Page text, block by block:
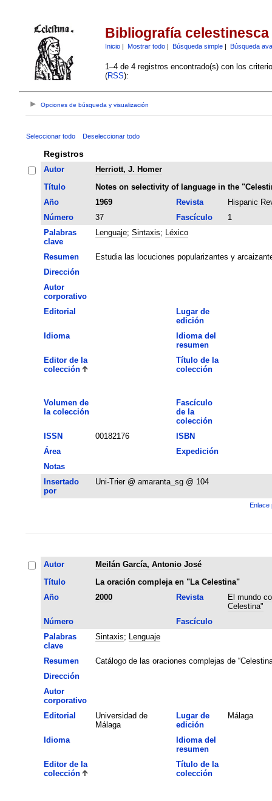
Bibliografía celestinesca
Inicio| Mostrar todo| Búsqueda simple| Búsqueda
1–4 de 4 registros encontrado(s) con los
(RSS):
Opciones de búsqueda y visualización
Seleccionar todo Deseleccionar todo
Registros
Autor
Herriott, J. Homer
Título
Notes on selectivity of language in the
Año
1969 Revista
Hispanic
Número
37 Fascículo
1
Palabras
clave
Lenguaje; Sintaxis; Léxico
Resumen
Estudia las locuciones popularizantes y
Dirección
Autor
corporativo
Editorial
Lugar de
edición
Idioma
Idioma del
resumen
Editor de la
colección
Título de la
colección
Volumen de
la colección
Fascículo
de la
colección
ISSN
00182176
ISBN
Área
Expedición
Notas
Insertado
por
Uni-Trier @ amaranta_sg @ 104
Enlace
Autor
Meilán García, Antonio José
Título
La oración compleja en "La Celestina"
Año
2000 Revista
El mundo
Celestina"
Número
Fascículo
Palabras
clave
Sintaxis; Lenguaje
Resumen
Catálogo de las oraciones complejas de
Dirección
Autor
corporativo
Editorial
Universidad de
Málaga
Lugar de
edición
Málaga
Idioma
Idioma del
resumen
Editor de la
colección
Título de la
colección